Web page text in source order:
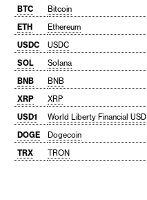
BTC
Bitcoin
ETH
Ethereum
USDC
USDC
SOL
Solana
BNB
BNB
XRP
XRP
USD1
World Liberty Financial USD
DOGE
Dogecoin
TRX
TRON